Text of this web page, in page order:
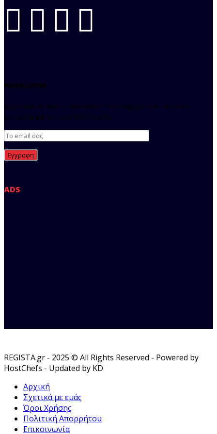
NEWSLETTER
Εγγραφείτε στο Newsletter του regista και μείνετε
ενημερωμένοι για όλα τα νέα.
ADS
REGISTA.gr - 2025 © All Rights Reserved - Powered by
HostChefs - Updated by KD
Αρχική
Σχετικά με εμάς
Όροι Χρήσης
Πολιτική Απορρήτου
Επικοινωνία